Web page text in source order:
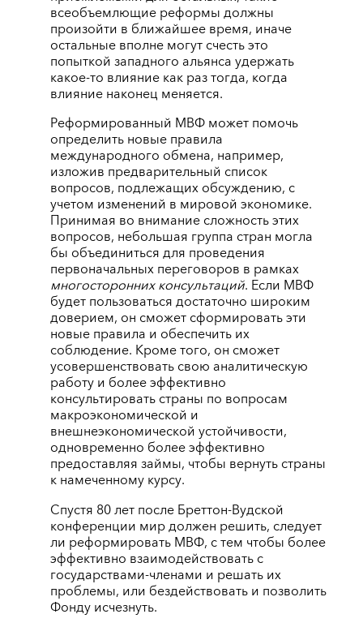
всеобъемлющие реформы должны
произойти в ближайшее время, иначе
остальные вполне могут счесть это
попыткой западного альянса удержать
какое-то влияние как раз тогда, когда
влияние наконец меняется.
Реформированный МВФ может помочь
определить новые правила
международного обмена, например,
изложив предварительный список
вопросов, подлежащих обсуждению, с
учетом изменений в мировой экономике.
Принимая во внимание сложность этих
вопросов, небольшая группа стран могла
бы объединиться для проведения
первоначальных переговоров в рамках
многосторонних консультаций. Если МВФ
будет пользоваться достаточно широким
доверием, он сможет сформировать эти
новые правила и обеспечить их
соблюдение. Кроме того, он сможет
усовершенствовать свою аналитическую
работу и более эффективно
консультировать страны по вопросам
макроэкономической и
внешнеэкономической устойчивости,
одновременно более эффективно
предоставляя займы, чтобы вернуть страны
к намеченному курсу.
Спустя 80 лет после Бреттон-Вудской
конференции мир должен решить, следует
ли реформировать МВФ, с тем чтобы более
эффективно взаимодействовать с
государствами-членами и решать их
проблемы, или бездействовать и позволить
Фонду исчезнуть.